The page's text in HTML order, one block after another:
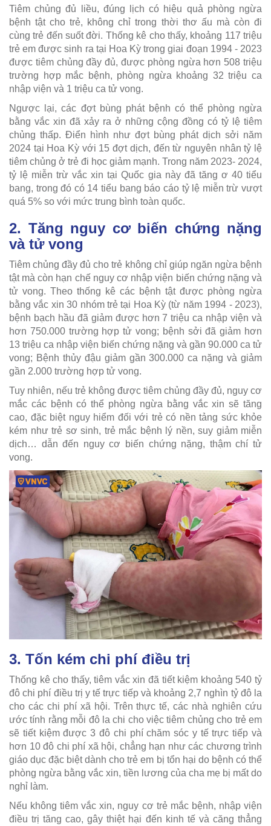
Tiêm chủng đủ liều, đúng lịch có hiệu quả phòng ngừa
bệnh tật cho trẻ, không chỉ trong thời thơ ấu mà còn đi
cùng trẻ đến suốt đời. Thống kê cho thấy, khoảng 117 triệu
trẻ em được sinh ra tại Hoa Kỳ trong giai đoạn 1994 - 2023
được tiêm chủng đầy đủ, được phòng ngừa hơn 508 triệu
trường hợp mắc bệnh, phòng ngừa khoảng 32 triệu ca
nhập viện và 1 triệu ca tử vong.
Ngược lại, các đợt bùng phát bệnh có thể phòng ngừa
bằng vắc xin đã xảy ra ở những cộng đồng có tỷ lệ tiêm
chủng thấp. Điển hình như đợt bùng phát dịch sởi năm
2024 tại Hoa Kỳ với 15 đợt dịch, đến từ nguyên nhân tỷ lệ
tiêm chủng ở trẻ đi học giảm mạnh. Trong năm 2023- 2024,
tỷ lệ miễn trừ vắc xin tại Quốc gia này đã tăng ơ 40 tiểu
bang, trong đó có 14 tiểu bang báo cáo tỷ lệ miễn trừ vượt
quá 5% so với mức trung bình toàn quốc.
2. Tăng nguy cơ biến chứng nặng
và tử vong
Tiêm chủng đầy đủ cho trẻ không chỉ giúp ngăn ngừa bệnh
tật mà còn hạn chế nguy cơ nhập viện biến chứng nặng và
tử vong. Theo thống kê các bệnh tật được phòng ngừa
bằng vắc xin 30 nhóm trẻ tại Hoa Kỳ (từ năm 1994 - 2023),
bệnh bạch hầu đã giảm được hơn 7 triệu ca nhập viện và
hơn 750.000 trường hợp tử vong; bệnh sởi đã giảm hơn
13 triệu ca nhập viện biến chứng nặng và gần 90.000 ca tử
vong; Bệnh thủy đậu giảm gần 300.000 ca nặng và giảm
gần 2.000 trường hợp tử vong.
Tuy nhiên, nếu trẻ không được tiêm chủng đầy đủ, nguy cơ
mắc các bệnh có thể phòng ngừa bằng vắc xin sẽ tăng
cao, đặc biệt nguy hiểm đối với trẻ có nền tảng sức khỏe
kém như trẻ sơ sinh, trẻ mắc bệnh lý nền, suy giảm miễn
dịch… dẫn đến nguy cơ biến chứng nặng, thậm chí tử
vong.
3. Tốn kém chi phí điều trị
Thống kê cho thấy, tiêm vắc xin đã tiết kiệm khoảng 540 tỷ
đô chi phí điều trị y tế trực tiếp và khoảng 2,7 nghìn tỷ đô la
cho các chi phí xã hội. Trên thực tế, các nhà nghiên cứu
ước tính rằng mỗi đô la chi cho việc tiêm chủng cho trẻ em
sẽ tiết kiệm được 3 đô chi phí chăm sóc y tế trực tiếp và
hơn 10 đô chi phí xã hội, chẳng hạn như các chương trình
giáo dục đặc biệt dành cho trẻ em bị tổn hại do bệnh có thể
phòng ngừa bằng vắc xin, tiền lương của cha mẹ bị mất do
nghỉ làm.
Nếu không tiêm vắc xin, nguy cơ trẻ mắc bệnh, nhập viện
điều trị tăng cao, gây thiệt hại đến kinh tế và căng thẳng